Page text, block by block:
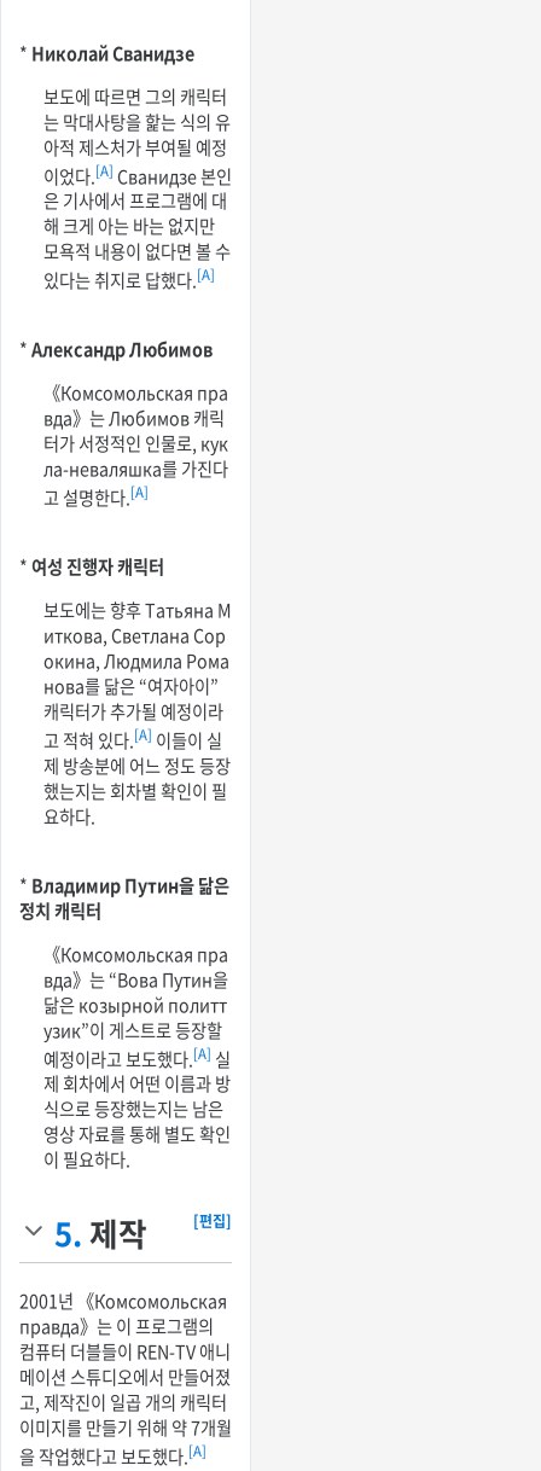
* Николай Сванидзе
보도에 따르면 그의 캐릭터
는 막대사탕을 핥는 식의 유
아적 제스처가 부여될 예정
이었다.[A] Сванидзе 본인
은 기사에서 프로그램에 대
해 크게 아는 바는 없지만
모욕적 내용이 없다면 볼 수
있다는 취지로 답했다.[A]
*Александр Любимов
《Комсомольская пра
вда》는 Любимов 캐릭
터가 서정적인 인물로, кук
ла-неваляшка를 가진다
고 설명한다.[A]
*여성 진행자 캐릭터
보도에는 향후 Татьяна М
иткова, Светлана Сор
окина, Людмила Рома
нова를 닮은 “여자아이”
캐릭터가 추가될 예정이라
고 적혀 있다.[A] 이들이 실
제 방송분에 어느 정도 등장
했는지는 회차별 확인이 필
요하다.
* Владимир Путин을 닮은
정치 캐릭터
《Комсомольская пра
вда》는 “Вова Путин을
닮은 козырной политт
узик”이 게스트로 등장할
예정이라고 보도했다.[A] 실
제 회차에서 어떤 이름과 방
식으로 등장했는지는 남은
영상 자료를 통해 별도 확인
이 필요하다.
5.제작 [편집]
2001년 《Комсомольская
правда》는 이 프로그램의
컴퓨터 더블들이 REN-TV 애니
메이션 스튜디오에서 만들어졌
고, 제작진이 일곱 개의 캐릭터
이미지를 만들기 위해 약 7개월
을 작업했다고 보도했다.[A]